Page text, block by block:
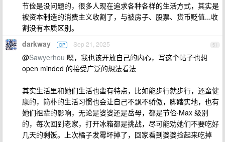
节俭是没问题的，很多人现在追求各种各样的生活方式，其实是
被资本制造的消费主义收割了，与被房子、股票、货币贬值...收
割没有本质区别。
51
darkway OP Sep 21, 2025
@Sawyerhou 嗯，我也该开放自己的内心，写这个帖子也想
open minded 的接受广泛的想法看法
其实生活里和她们生活也蛮有特点，比如能步行就步行，还蛮健
康的，简朴的生活习惯也会让自己不飘不骄傲，脚踏实地，也有
她们祖辈的影响，无论是婆婆还是岳母，都是节俭·Max 级别
的，每次回到老家，打开冰箱都是挑战，尽可能劝她们不要吃好
几天的剩饭。上次橘子发霉坏掉了，回家看到婆婆捡起来吃掉